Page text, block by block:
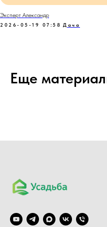
Эксперт Александр
2026-05-19 07:58 Дача
Еще